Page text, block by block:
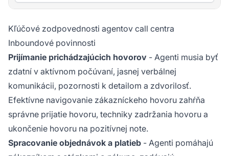
Kľúčové zodpovednosti agentov call centra
Inboundové povinnosti
Prijímanie prichádzajúcich hovorov - Agenti musia byť
zdatní v aktívnom počúvaní, jasnej verbálnej
komunikácii, pozornosti k detailom a zdvorilosť.
Efektívne navigovanie zákazníckeho hovoru zahŕňa
správne prijatie hovoru, techniky zadržania hovoru a
ukončenie hovoru na pozitívnej note.
Spracovanie objednávok a platieb - Agenti pomáhajú